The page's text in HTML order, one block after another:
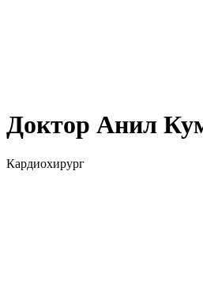
Доктор Анил
Кардиохирург